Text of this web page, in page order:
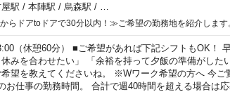
駅 / 本陣駅 / 烏森駅 /
らドアtoドアで30分以内！≫ご希望の勤務地を紹介します
（休憩60分） ■ご希望があれば下記シフトもOK！
休みを合わせたい」 「余裕を持って夕飯の準備がした
望を教えてくださいね。 ※Wワーク希望の方へ 今ご
お仕事の勤務時間。 合計で週40時間を超える場合は応